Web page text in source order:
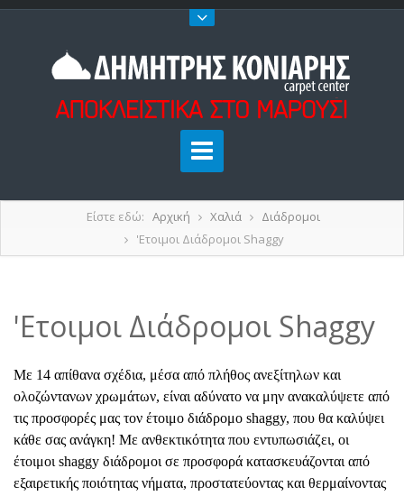
Είστε εδώ: Αρχική Χαλιά
Διάδρομοι
'Ετοιμοι Διάδρομοι Shaggy
'Ετοιμοι Διάδρομοι Shaggy
Με 14 απίθανα σχέδια, μέσα από πλήθος ανεξίτηλων και
ολοζώντανων χρωμάτων, είναι αδύνατο να μην ανακαλύψετε από
τις προσφορές μας τον έτοιμο διάδρομο shaggy, που θα καλύψει
κάθε σας ανάγκη! Με ανθεκτικότητα που εντυπωσιάζει, οι
έτοιμοι shaggy διάδρομοι σε προσφορά κατασκευάζονται από
εξαιρετικής ποιότητας νήματα, προστατεύοντας και θερμαίνοντας